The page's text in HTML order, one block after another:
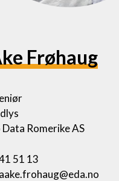
Frøhaug
Romerike AS
51 13